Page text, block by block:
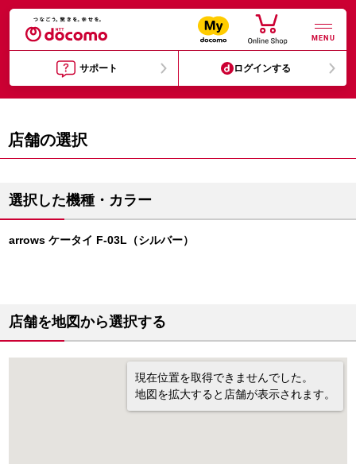
MENU
サポート ログインする
店舗の選択
選択した機種・カラー
arrows ケータイ F-03L（シルバー）
店舗を地図から選択する
現在位置を取得できませんでした。
地図を拡大すると店舗が表示されます。